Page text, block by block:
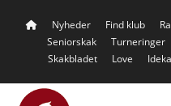
Nyheder Find klub
Seniorskak
Turneringer
Skakbladet
Love